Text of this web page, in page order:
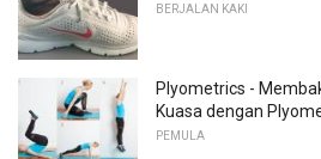
BERJALAN KAKI
Plyometrics -
Kuasa dengan
PEMULA